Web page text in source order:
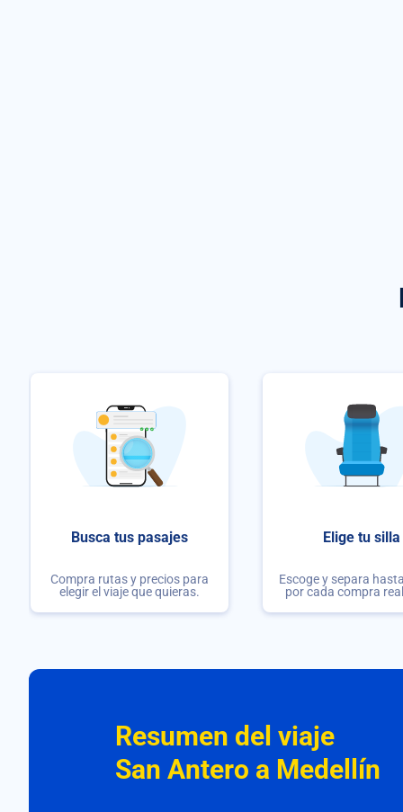
Busca tus pasajes
Compra rutas y precios para
elegir el viaje que quieras.
Elige tu silla
Escoge y separa
por cada compra
Resumen del viaje
San Antero a Medellín